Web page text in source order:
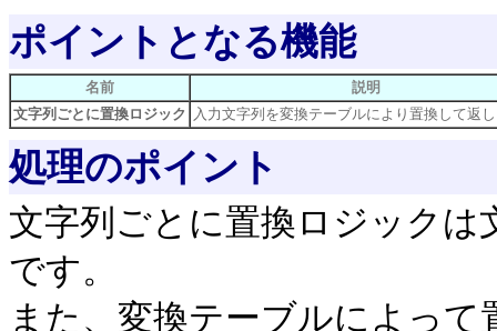
ポイントとなる機能
名前
説明
文字列ごとに置換ロジック
入力文字列を変換テーブルにより置換して返
処理のポイント
文字列ごとに置換ロジックは
です。
また、変換テーブルによっ